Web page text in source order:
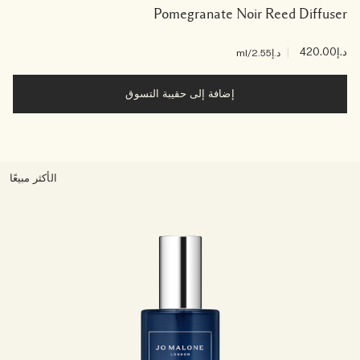
Pomegranate Noir Reed Diffuser
د.إ420.00 د.إ2.55 /ml
إضافة إلى حقيبة التسوق
الأكثر مبيعًا